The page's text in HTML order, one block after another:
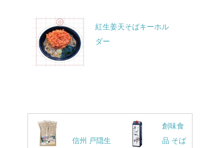
紅生姜天そばキーホル
ダー
信州 戸隠生
創味食
品 そば